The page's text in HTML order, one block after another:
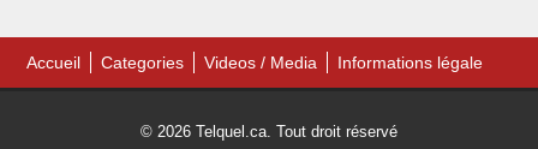
Accueil Categories Videos / Media Informations légale
© 2026 Telquel.ca. Tout droit réservé